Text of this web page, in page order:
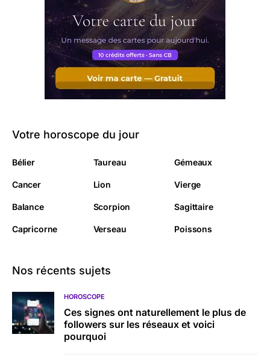
Votre horoscope du jour
Bélier Taureau Gémeaux
Cancer Lion Vierge
Balance Scorpion Sagittaire
Capricorne Verseau Poissons
Nos récents sujets
HOROSCOPE
Ces signes ont naturellement le plus de
followers sur les réseaux et voici
pourquoi